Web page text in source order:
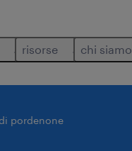
risorse chi siamo
pordenone